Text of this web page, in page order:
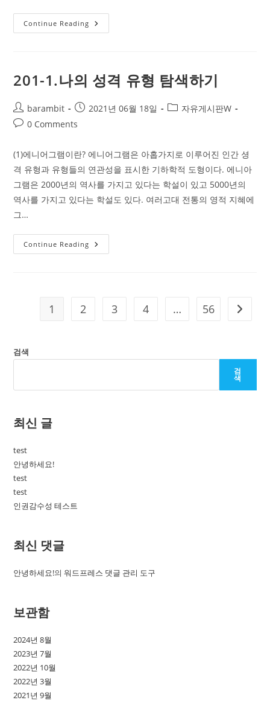
Continue Reading 성
인
테
스
트
201-1.나의 성격 유형 탐색하기
Post
author:
barambit
Post
published:
2021년 06월 18일
Post자유게시판W
Post0 Comments
(1)에니어그램이란? 에니어그램은 아홉가지로 이루어진 인간 셩
격 유형과 유형들의 연관성을 표시한 기하학적 도형이다. 에니아
그램은 2000년의 역사를 가지고 있다는 학설이 있고 5000년의
역사를 가지고 있다는 학설도 있다. 여러고대 전통의 영적 지혜에
그…
Continue Reading 201-
1.
1 2 3 4 … 56 Go to
검색
검
색
최신 글
test
안녕하세요!
test
test
인권감수성 테스트
최신 댓글
안녕하세요!의워드프레스 댓글 관리 도구
보관함
2024년 8월
2023년 7월
2022년 10월
2022년 3월
2021년 9월